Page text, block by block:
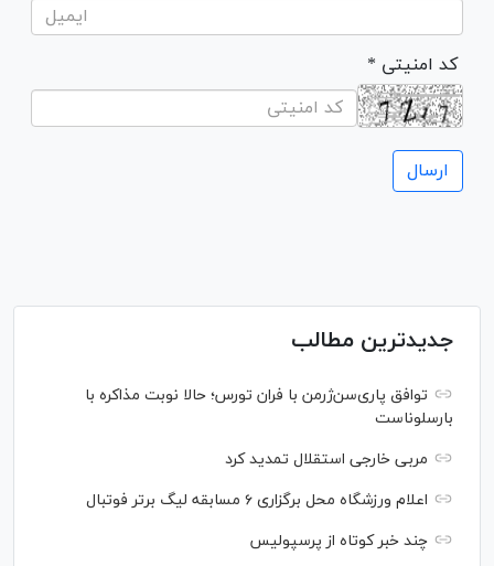
* کد امنیتی
جدیدترین مطالب
توافق پاری‌سن‌ژرمن با فران تورس؛ حالا نوبت مذاکره با
بارسلوناست
مربی خارجی استقلال تمدید کرد
اعلام ورزشگاه محل برگزاری ۶ مسابقه لیگ برتر فوتبال
چند خبر کوتاه از پرسپولیس